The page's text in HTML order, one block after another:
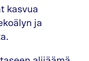
kasvua
ja